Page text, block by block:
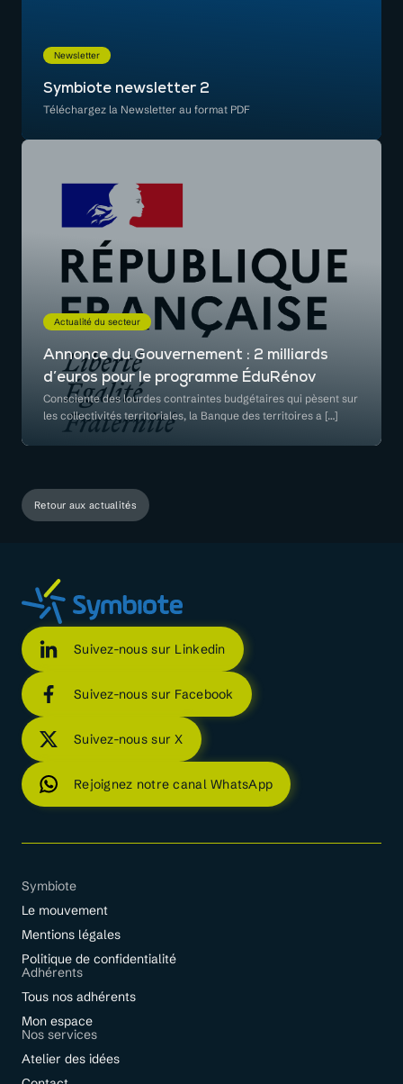
Newsletter
Symbiote newsletter 2
Téléchargez la Newsletter au format PDF
Actualité du secteur
Annonce du Gouvernement : 2 milliards
d’euros pour le programme ÉduRénov
Consciente des lourdes contraintes budgétaires qui pèsent sur
les collectivités territoriales, la Banque des territoires a […]
Retour aux actualités
Suivez-nous sur Linkedin
Suivez-nous sur Facebook
Suivez-nous sur X
Rejoignez notre canal WhatsApp
Symbiote
Le mouvement
Mentions légales
Politique de confidentialité
Adhérents
Tous nos adhérents
Mon espace
Nos services
Atelier des idées